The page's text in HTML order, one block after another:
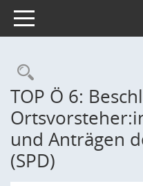
Toggle navigation
TOP Ö 6:
und Anträgen
(SPD)